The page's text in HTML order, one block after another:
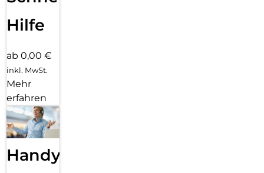
Hilfe
ab 0,00 €
inkl. MwSt.
Mehr
erfahren
Handy